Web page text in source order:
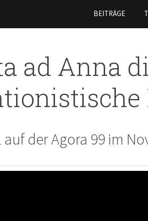
BEITRÄGE
ad Anna di
der Agora 99 im
ad Anna di